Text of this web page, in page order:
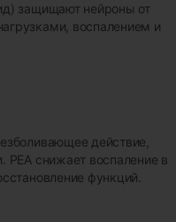
защищают нейроны от
воспалением и
действие,
PEA снижает воспаление в
функций.